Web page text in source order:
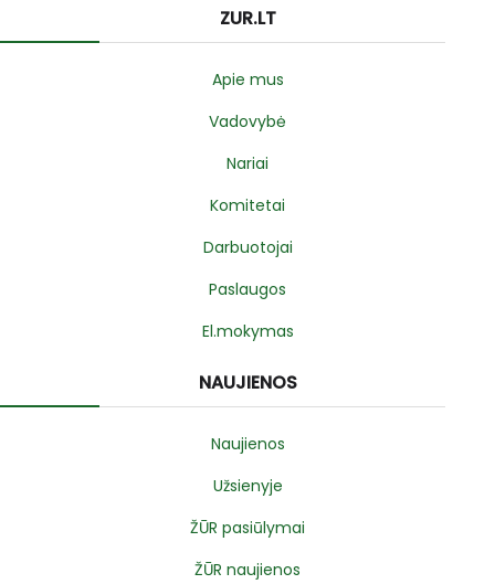
ZUR.LT
Apie mus
Vadovybė
Nariai
Komitetai
Darbuotojai
Paslaugos
El.mokymas
NAUJIENOS
Naujienos
Užsienyje
ŽŪR pasiūlymai
ŽŪR naujienos